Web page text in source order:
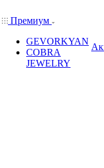
Премиум
GEVORKYAN
COBRA
JEWELRY